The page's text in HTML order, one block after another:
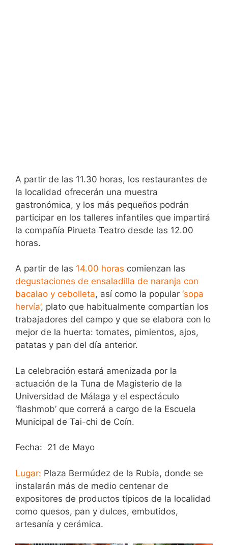
A partir de las 11.30 horas, los restaurantes de
la localidad ofrecerán una muestra
gastronómica, y los más pequeños podrán
participar en los talleres infantiles que impartirá
la compañía Pirueta Teatro desde las 12.00
horas.
A partir de las 14.00 horas comienzan las
degustaciones de ensaladilla de naranja con
bacalao y cebolleta, así como la popular ‘sopa
hervía’, plato que habitualmente compartían los
trabajadores del campo y que se elabora con lo
mejor de la huerta: tomates, pimientos, ajos,
patatas y pan del día anterior.
La celebración estará amenizada por la
actuación de la Tuna de Magisterio de la
Universidad de Málaga y el espectáculo
‘flashmob’ que correrá a cargo de la Escuela
Municipal de Tai-chi de Coín.
Fecha: 21 de Mayo
Lugar: Plaza Bermúdez de la Rubia, donde se
instalarán más de medio centenar de
expositores de productos típicos de la localidad
como quesos, pan y dulces, embutidos,
artesanía y cerámica.